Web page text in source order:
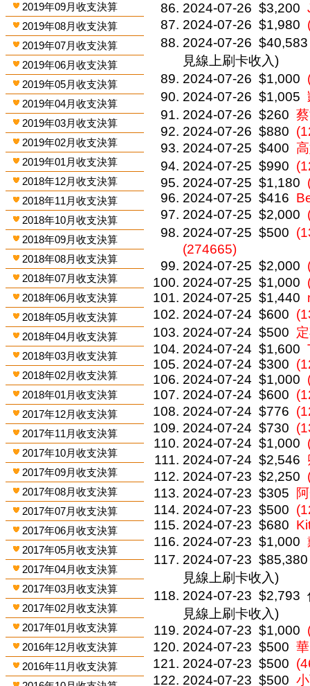
2019年09月收支決算
2019年08月收支決算
2019年07月收支決算
2019年06月收支決算
2019年05月收支決算
2019年04月收支決算
2019年03月收支決算
2019年02月收支決算
2019年01月收支決算
2018年12月收支決算
2018年11月收支決算
2018年10月收支決算
2018年09月收支決算
2018年08月收支決算
2018年07月收支決算
2018年06月收支決算
2018年05月收支決算
2018年04月收支決算
2018年03月收支決算
2018年02月收支決算
2018年01月收支決算
2017年12月收支決算
2017年11月收支決算
2017年10月收支決算
2017年09月收支決算
2017年08月收支決算
2017年07月收支決算
2017年06月收支決算
2017年05月收支決算
2017年04月收支決算
2017年03月收支決算
2017年02月收支決算
2017年01月收支決算
2016年12月收支決算
2016年11月收支決算
2024-07-26 $3,200
2024-07-26 $1,980
2024-07-26 $40,583
見線上刷卡收入)
2024-07-26 $1,000
2024-07-26 $1,005
2024-07-26 $260
2024-07-26 $880
2024-07-25 $400
2024-07-25 $990
2024-07-25 $1,180
2024-07-25 $416
2024-07-25 $2,000
2024-07-25 $500
(274665)
2024-07-25 $2,000
2024-07-25 $1,000
2024-07-25 $1,440
2024-07-24 $600
2024-07-24 $500
2024-07-24 $1,600
2024-07-24 $300
2024-07-24 $1,000
2024-07-24 $600
2024-07-24 $776
2024-07-24 $730
2024-07-24 $1,000
2024-07-24 $2,546
2024-07-23 $2,250
2024-07-23 $305
2024-07-23 $500
2024-07-23 $680
2024-07-23 $1,000
2024-07-23 $85,380
見線上刷卡收入)
2024-07-23 $2,793
見線上刷卡收入)
2024-07-23 $1,000
2024-07-23 $500
2024-07-23 $500
2024-07-23 $500